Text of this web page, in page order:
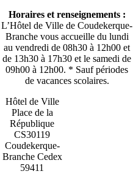
Horaires et renseignements :
L’Hôtel de Ville de Coudekerque-
Branche vous accueille du lundi
au vendredi de 08h30 à 12h00 et
de 13h30 à 17h30 et le samedi de
09h00 à 12h00. * Sauf périodes
de vacances scolaires.
Hôtel de Ville
Place de la
République
CS30119
Coudekerque-
Branche Cedex
59411